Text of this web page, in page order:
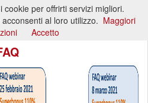
cookie per offrirti servizi migliori.
al loro utilizzo. Maggiori
Accetto